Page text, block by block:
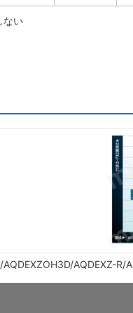
い
AQDEXZ-R/